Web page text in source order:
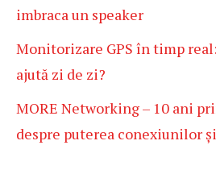
imbraca un speaker
Monitorizare GPS în timp
ajută zi de zi?
MORE Networking – 10 ani
despre puterea conexiunilor